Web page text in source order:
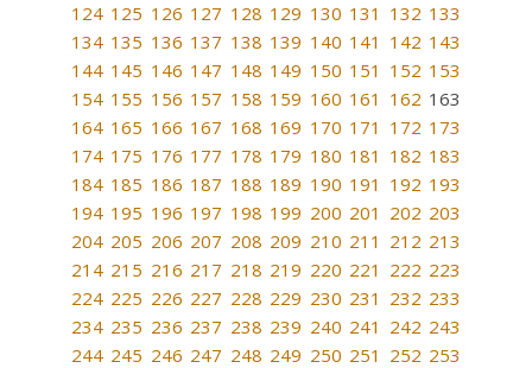
124 125 126 127 128 129 130 131 132 133
134 135 136 137 138 139 140 141 142 143
144 145 146 147 148 149 150 151 152 153
154 155 156 157 158 159 160 161 162 163
164 165 166 167 168 169 170 171 172 173
174 175 176 177 178 179 180 181 182 183
184 185 186 187 188 189 190 191 192 193
194 195 196 197 198 199 200 201 202 203
204 205 206 207 208 209 210 211 212 213
214 215 216 217 218 219 220 221 222 223
224 225 226 227 228 229 230 231 232 233
234 235 236 237 238 239 240 241 242 243
244 245 246 247 248 249 250 251 252 253